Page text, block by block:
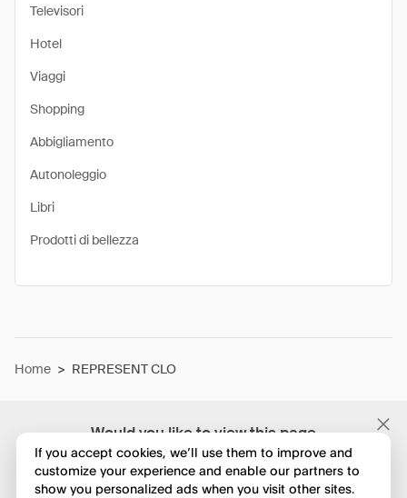
Would you like to view this page
in English?
Televisori
Hotel
Viaggi
Shopping
Abbigliamento
Autonoleggio
Libri
Prodotti di bellezza
Home > REPRESENT CLO
If you accept cookies, we’ll use them to improve and
customize your experience and enable our partners to
show you personalized ads when you visit other sites.